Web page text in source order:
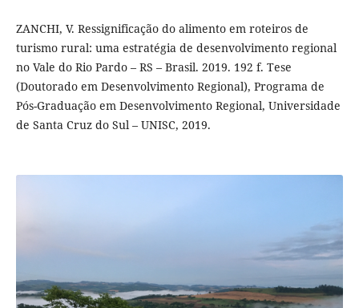
ZANCHI, V. Ressignificação do alimento em roteiros de
turismo rural: uma estratégia de desenvolvimento regional
no Vale do Rio Pardo – RS – Brasil. 2019. 192 f. Tese
(Doutorado em Desenvolvimento Regional), Programa de
Pós-Graduação em Desenvolvimento Regional, Universidade
de Santa Cruz do Sul – UNISC, 2019.